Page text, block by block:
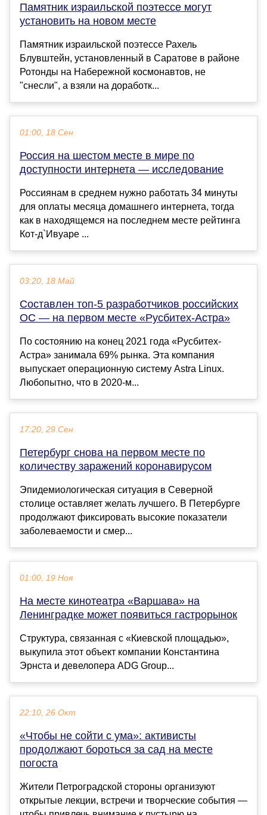
Памятник израильской поэтессе могут
установить на новом месте
Памятник израильской поэтессе Рахель
Блувштейн, установленный в Саратове в районе
Ротонды на Набережной космонавтов, не
"снесли", а взяли на доработк...
01:00, 18 Сен
Россия на шестом месте в мире по
доступности интернета — исследование
Россиянам в среднем нужно работать 34 минуты
для оплаты месяца домашнего интернета, тогда
как в находящемся на последнем месте рейтинга
Кот-д`Ивуаре ...
03:20, 18 Май
Составлен топ-5 разработчиков российских
ОС — на первом месте «Русбитех-Астра»
По состоянию на конец 2021 года «Русбитех-
Астра» занимала 69% рынка. Эта компания
выпускает операционную систему Astra Linux.
Любопытно, что в 2020-м...
17:20, 29 Сен
Петербург снова на первом месте по
количеству заражений коронавирусом
Эпидемиологическая ситуация в Северной
столице оставляет желать лучшего. В Петербурге
продолжают фиксировать высокие показатели
заболеваемости и смер...
01:00, 19 Ноя
На месте кинотеатра «Варшава» на
Ленинградке может появиться гастрорынок
Структура, связанная с «Киевской площадью»,
выкупила этот объект компании Константина
Эрнста и девелопера ADG Group...
22:10, 26 Окт
«Чтобы не сойти с ума»: активисты
продолжают бороться за сад на месте
погоста
Жители Петроградской стороны организуют
открытые лекции, встречи и творческие события —